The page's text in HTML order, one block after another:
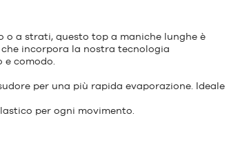
o a strati, questo top a maniche lunghe è
incorpora la nostra tecnologia
comodo.
per una più rapida evaporazione. Ideale
per ogni movimento.